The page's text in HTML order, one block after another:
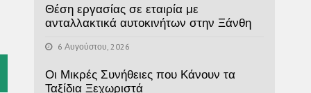
Θέση εργασίας σε εταιρία με
ανταλλακτικά αυτοκινήτων στην Ξάνθη
6 Αυγούστου, 2026
Οι Μικρές Συνήθειες που Κάνουν τα
Ταξίδια Ξεχωριστά